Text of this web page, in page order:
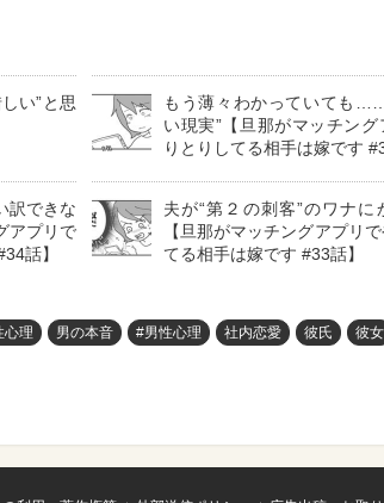
い”と思
もう薄々わかっていても
い現実”【旦那がマッチン
りとりしてる相手は嫁です
訳できな
アプリで
話】
夫が“第２の刺客”のワナに
【旦那がマッチングアプリ
てる相手は嫁です #33話】
心理 男の本音 #男性心理 社内恋愛 彼氏 彼女